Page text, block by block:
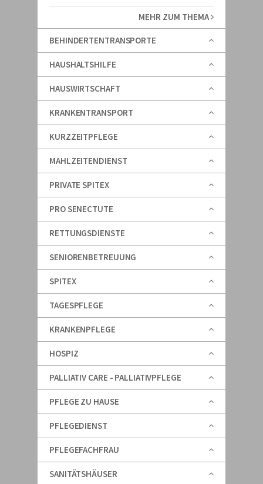
MEHR ZUM THEMA
BEHINDERTENTRANSPORTE
HAUSHALTSHILFE
HAUSWIRTSCHAFT
KRANKENTRANSPORT
KURZZEITPFLEGE
MAHLZEITENDIENST
PRIVATE SPITEX
PRO SENECTUTE
RETTUNGSDIENSTE
SENIORENBETREUUNG
SPITEX
TAGESPFLEGE
KRANKENPFLEGE
HOSPIZ
PALLIATIV CARE - PALLIATIVPFLEGE
PFLEGE ZU HAUSE
PFLEGEDIENST
PFLEGEFACHFRAU
SANITÄTSHÄUSER